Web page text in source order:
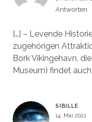
Antworten
[…] – Levende
zugehörigen
Bork Vikingehavn,
Museum) findet
SIBILLE
14. Mai 2021